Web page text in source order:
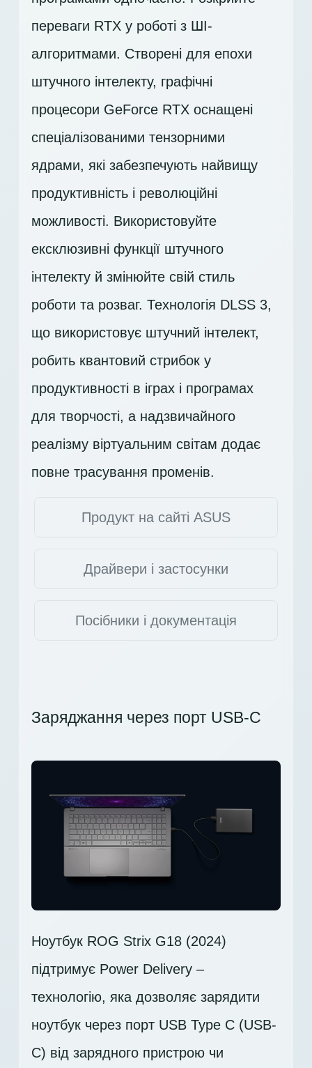
переваги RTX у роботі з ШІ-
алгоритмами. Створені для епохи
штучного інтелекту, графічні
процесори GeForce RTX оснащені
спеціалізованими тензорними
ядрами, які забезпечують найвищу
продуктивність і революційні
можливості. Використовуйте
ексклюзивні функції штучного
інтелекту й змінюйте свій стиль
роботи та розваг. Технологія DLSS 3,
що використовує штучний інтелект,
робить квантовий стрибок у
продуктивності в іграх і програмах
для творчості, а надзвичайного
реалізму віртуальним світам додає
повне трасування променів.
Продукт на сайті ASUS
Драйвери і застосунки
Посібники і документація
Заряджання через порт USB-C
Ноутбук ROG Strix G18 (2024)
підтримує Power Delivery –
технологію, яка дозволяє зарядити
ноутбук через порт USB Type C (USB-
C) від зарядного пристрою чи